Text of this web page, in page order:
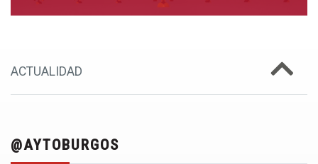
ACTUALIDAD
@AYTOBURGOS